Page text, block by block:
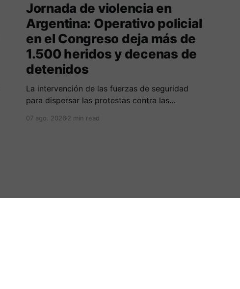
Jornada de violencia en
Argentina: Operativo policial
en el Congreso deja más de
1.500 heridos y decenas de
detenidos
La intervención de las fuerzas de seguridad
para dispersar las protestas contra las
enfrentamientos y el uso masivo de elementos
07 ago. 20262 min read